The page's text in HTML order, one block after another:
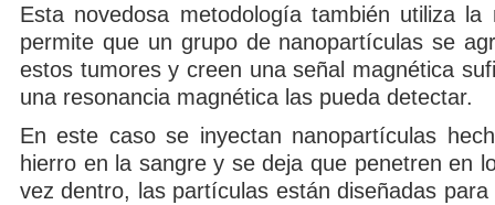
Esta novedosa metodología también utiliza la
permite que un grupo de nanopartículas se
estos tumores y creen una señal magnética
una resonancia magnética las pueda detectar.
En este caso se inyectan nanopartículas
hierro en la sangre y se deja que penetren en
vez dentro, las partículas están diseñadas